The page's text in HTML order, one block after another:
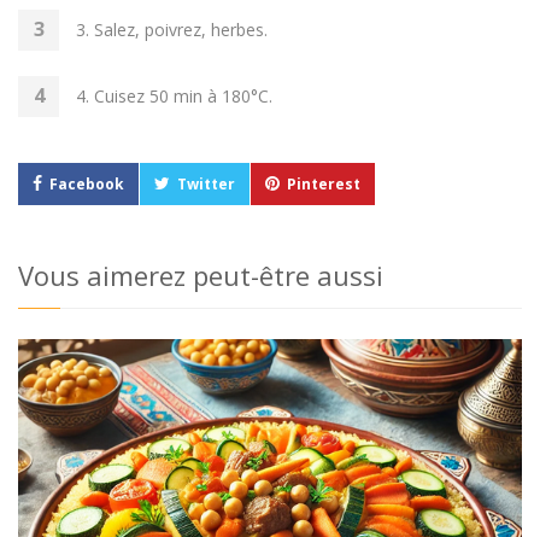
3. Salez, poivrez, herbes.
4. Cuisez 50 min à 180°C.
Facebook Twitter Pinterest
Vous aimerez peut-être aussi